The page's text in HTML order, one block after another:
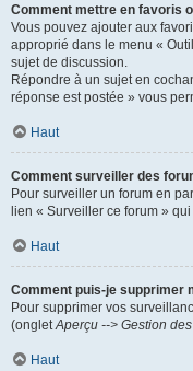
Comment mettre en favoris
Vous pouvez ajouter aux
approprié dans le menu «
sujet de discussion.
Répondre à un sujet en
réponse est postée » vous
Haut
Comment surveiller des
Pour surveiller un forum en
lien « Surveiller ce forum »
Haut
Comment puis-je supprimer
Pour supprimer vos
(ongletAperçu --> Gestion
Haut